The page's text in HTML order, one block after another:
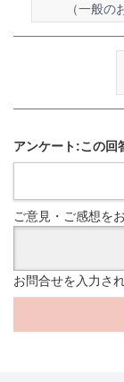
（一般の
アンケート:この回
ご意見・ご感想を
お問合せを入力さ